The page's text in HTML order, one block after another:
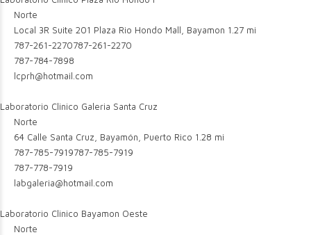
Norte
Local 3R Suite 201 Plaza Rio Hondo Mall, Bayamon 1.27 mi
787-261-2270787-261-2270
787-784-7898
lcprh@hotmail.com
Laboratorio Clinico Galeria Santa Cruz
Norte
64 Calle Santa Cruz, Bayamón, Puerto Rico 1.28 mi
787-785-7919787-785-7919
787-778-7919
labgaleria@hotmail.com
Laboratorio Clinico Bayamon Oeste
Norte